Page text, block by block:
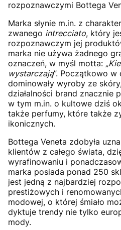
rozpoznawczymi Bottega
Marka słynie m.in. z
zwanego intrecciato, który
rozpoznawczym jej
marka nie używa żadnego
oznaczeń, w myśl motta: „
wystarczają”. Początkowo w
dominowały wyroby ze
działalności brand znacznie
w tym m.in. o kultowe dziś
także perfumy, które także
ikonicznych.
Bottega Veneta zdobyła
klientów z całego świata,
wyrafinowaniu i
marka posiada ponad 250
jest jedną z najbardziej
prestiżowych i
modowej, o której śmiało
dyktuje trendy nie tylko
mody.